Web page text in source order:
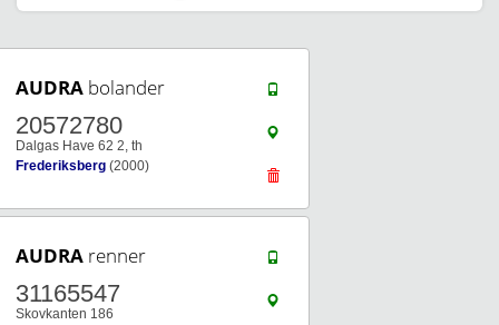
AUDRA bolander
20572780
Dalgas Have 62 2, th
Frederiksberg (2000)
AUDRA renner
31165547
Skovkanten 186